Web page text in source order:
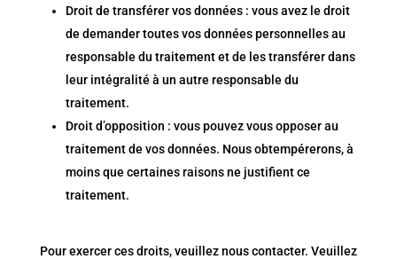
Droit de transférer vos données : vous avez le droit
de demander toutes vos données personnelles au
responsable du traitement et de les transférer dans
leur intégralité à un autre responsable du
traitement.
Droit d’opposition : vous pouvez vous opposer au
traitement de vos données. Nous obtempérerons, à
moins que certaines raisons ne justifient ce
traitement.
Pour exercer ces droits, veuillez nous contacter. Veuillez